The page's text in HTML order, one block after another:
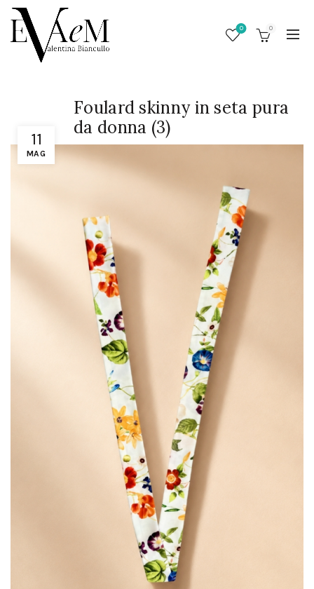
0 0
11
MAG
Foulard skinny in seta pura
da donna (3)